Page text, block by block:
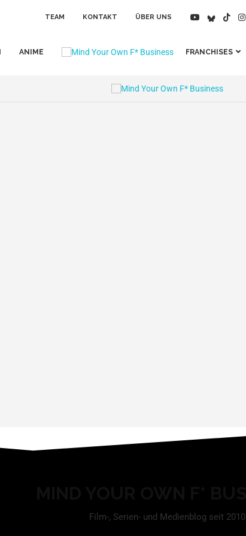
TEAM KONTAKT ÜBER UNS
ANIME FRANCHISES
Film-, Serien- und Medienblog seit 2010